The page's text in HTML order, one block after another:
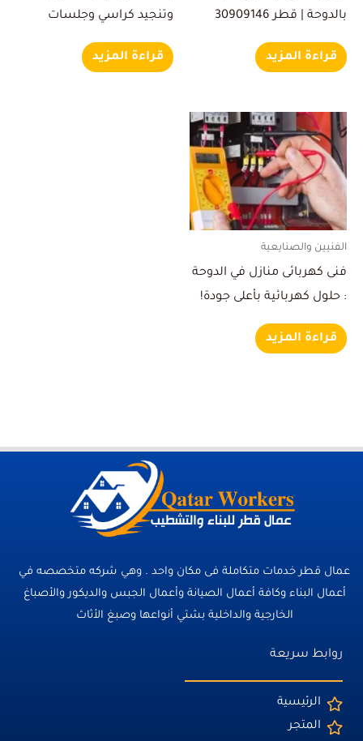
بالدوحة | قطر 30909146
قراءة المزيد
وتنجيد كراسي وجلسات
قراءة المزيد
الفنيين والصنايعية
فنى كهربائى منازل في الدوحة
: حلول كهربائية بأعلى جودة!
قراءة المزيد
عمال قطر خدمات متكاملة فى مكان واحد . وهي شركه متخصصه في
أعمال البناء وكافة أعمال الصيانة وأعمال الجبس والديكور والأصباغ
الخارجية والداخلية بشتي أنواعها وصبغ الأثاث
روابط سريعة
الرئيسية
المتجر